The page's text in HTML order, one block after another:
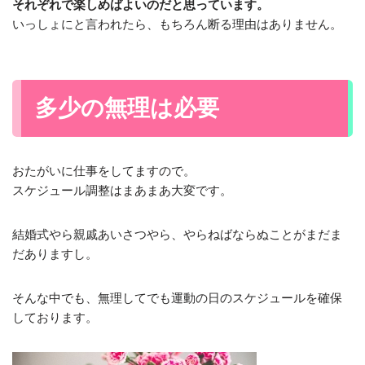
それぞれで楽しめばよいのだと思っています。
いっしょにと言われたら、もちろん断る理由はありません。
多少の無理は必要
おたがいに仕事をしてますので。
スケジュール調整はまあまあ大変です。
結婚式やら親戚あいさつやら、やらねばならぬことがまだま
だありますし。
そんな中でも、無理してでも運動の日のスケジュールを確保
しております。